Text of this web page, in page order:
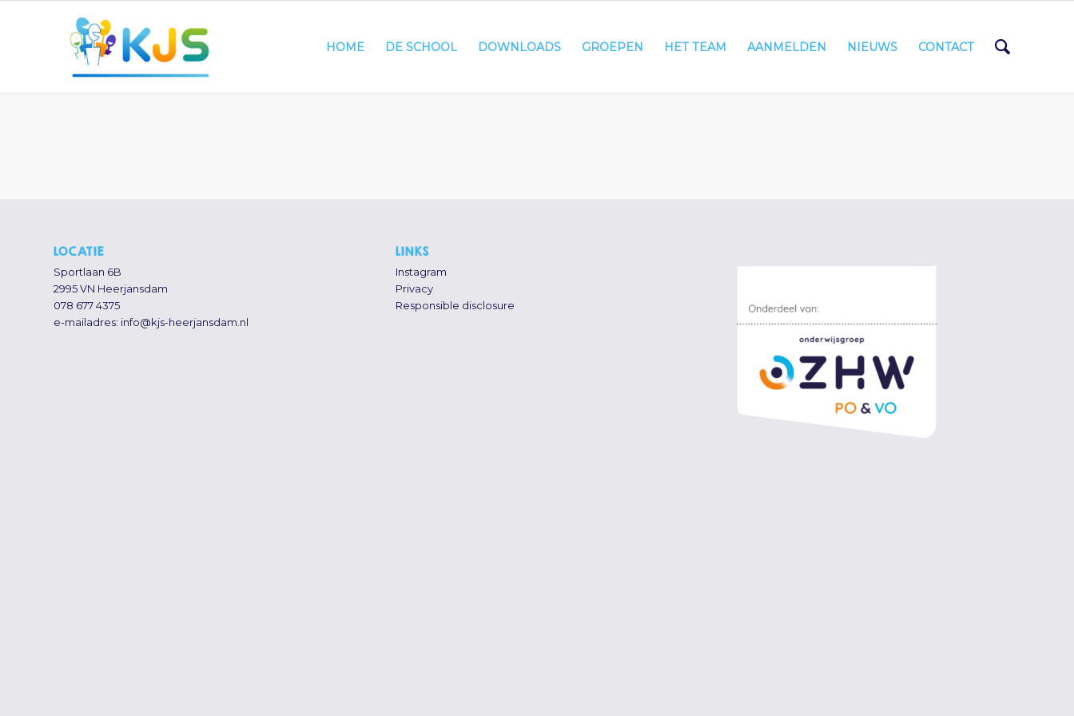
HOME DE SCHOOL DOWNLOADS GROEPEN HET TEAM AANMELDEN NIEUWS CONTACT
LOCATIE
Sportlaan 6B
2995 VN Heerjansdam
078 677 4375
e-mailadres: info@kjs-heerjansdam.nl
LINKS
Instagram
Privacy
Responsible disclosure